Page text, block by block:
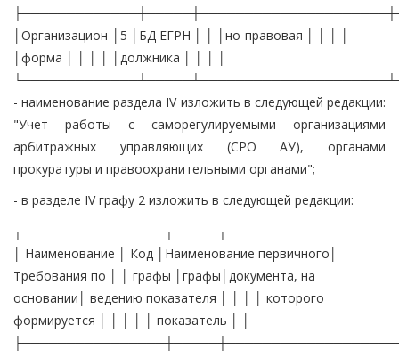
│Организацион-│5 │БД ЕГРН │ │ │но-правовая │ │ │ │
│форма │ │ │ │ │должника │ │ │ │
- наименование раздела IV изложить в следующей редакции:
"Учет работы с саморегулируемыми организациями
арбитражных управляющих (СРО АУ), органами
прокуратуры и правоохранительными органами";
- в разделе IV графу 2 изложить в следующей редакции:
│ Наименование │ Код │Наименование первичного│
Требования по │ │ графы │графы│документа, на
основании│ ведению показателя │ │ │ │ которого
формируется │ │ │ │ │ показатель │ │